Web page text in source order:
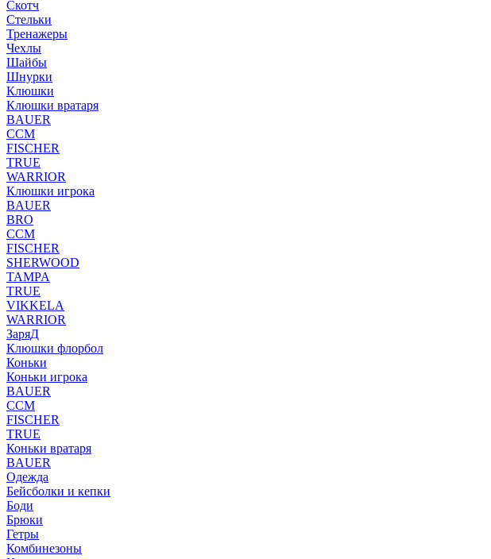
Скотч
Стельки
Тренажеры
Чехлы
Шайбы
Шнурки
Клюшки
Клюшки вратаря
BAUER
CCM
FISCHER
TRUE
WARRIOR
Клюшки игрока
BAUER
BRO
CCM
FISCHER
SHERWOOD
TAMPA
TRUE
VIKKELA
WARRIOR
ЗаряД
Клюшки флорбол
Коньки
Коньки игрока
BAUER
CCM
FISCHER
TRUE
Коньки вратаря
BAUER
Одежда
Бейсболки и кепки
Боди
Брюки
Гетры
Комбинезоны